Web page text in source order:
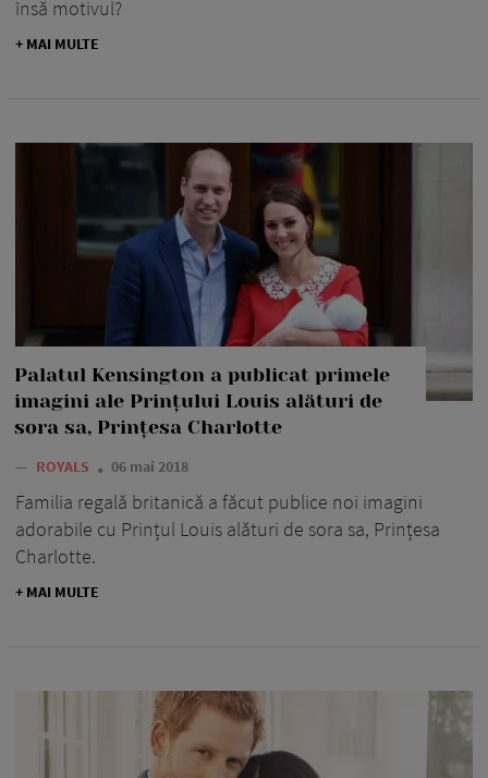
însă motivul?
+ MAI MULTE
Palatul Kensington a publicat primele
imagini ale Prințului Louis alături de
sora sa, Prințesa Charlotte
— ROYALS 06 mai 2018
Familia regală britanică a făcut publice noi imagini
adorabile cu Prințul Louis alături de sora sa, Prințesa
Charlotte.
+ MAI MULTE